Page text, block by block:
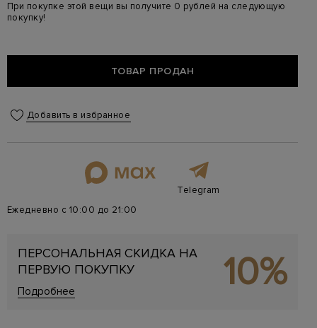
При покупке этой вещи вы получите 0 рублей на следующую
покупку!
ТОВАР ПРОДАН
Добавить в избранное
Telegram
Ежедневно с 10:00 до 21:00
ПЕРСОНАЛЬНАЯ СКИДКА НА
ПЕРВУЮ ПОКУПКУ
Подробнее 10%